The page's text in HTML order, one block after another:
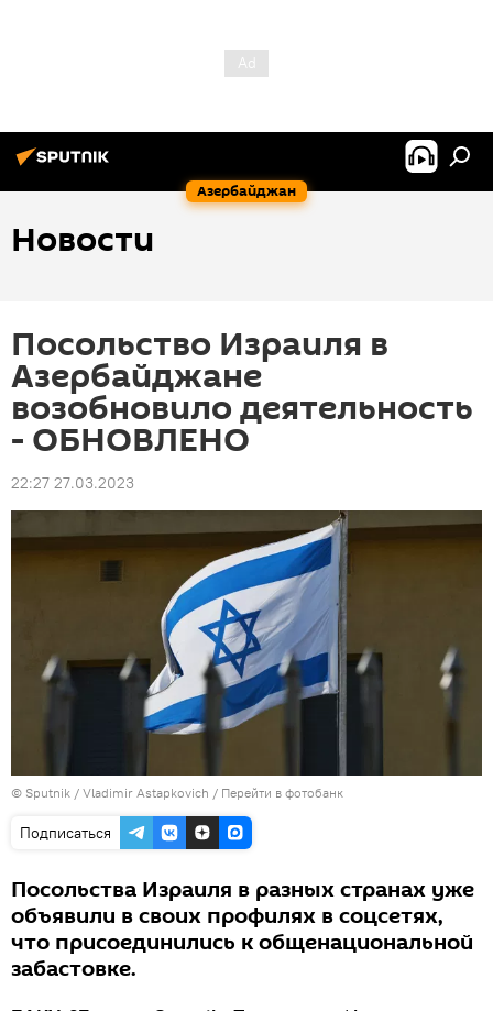
Азербайджан
Новости
Посольство Израиля в
Азербайджане
возобновило деятельность
- ОБНОВЛЕНО
22:27 27.03.2023
© Sputnik / Vladimir Astapkovich / Перейти в фотобанк
Подписаться
Посольства Израиля в разных странах уже
объявили в своих профилях в соцсетях,
что присоединились к общенациональной
забастовке.